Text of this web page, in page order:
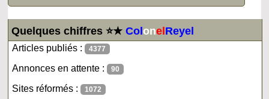
Quelques chiffres ⭐★ColonelReyel
Articles publiés : 4377
Annonces en attente : 90
Sites réformés : 1072